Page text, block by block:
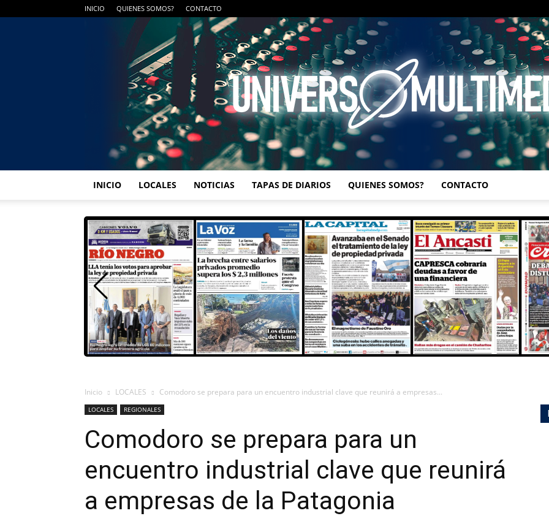
INICIO QUIENES SOMOS? CONTACTO
MULTIMEDIA
INICIO LOCALES NOTICIAS TAPAS DE DIARIOS QUIENES SOMOS? CONTACTO
Inicio LOCALES Comodoro se prepara para un encuentro industrial clave que reunirá a empresas...
LOCALES REGIONALES
Comodoro se prepara para un
encuentro industrial clave que reunirá
a empresas de la Patagonia